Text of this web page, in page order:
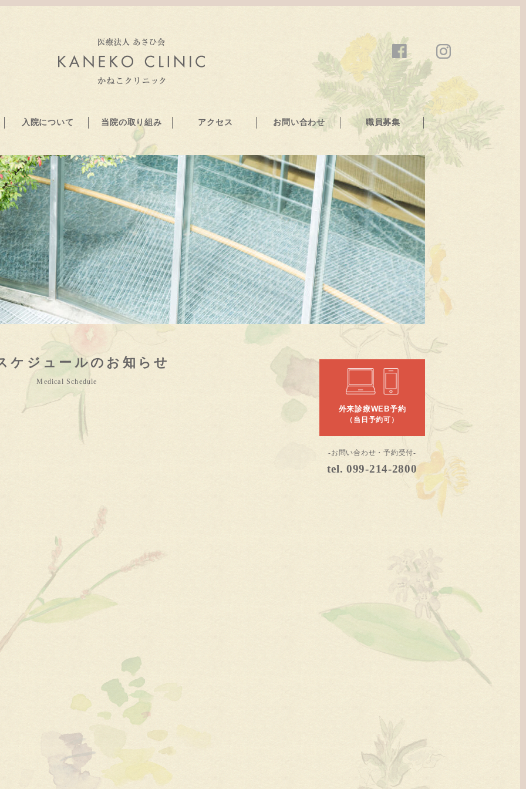
入院について 当院の取り組み アクセス お問い合わせ 職員募集
ケジュールのお知らせ
Medical Schedule
外来診療WEB予約
（当日予約可）
-お問い合わせ・予約受付-
tel. 099-214-2800